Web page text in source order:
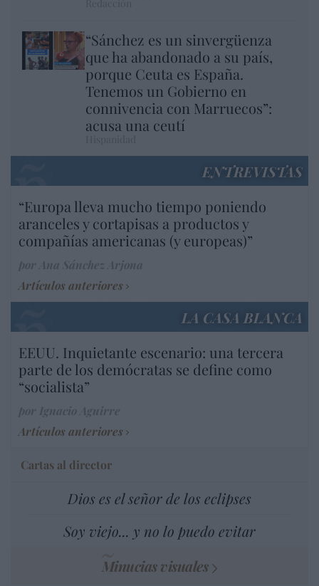
“Sánchez es un sinvergüenza
que ha abandonado a su país,
porque Ceuta es España.
Tenemos un Gobierno en
connivencia con Marruecos”:
acusa una ceutí
ENTREVISTAS
“Europa lleva mucho tiempo poniendo
aranceles y cortapisas a productos y
compañías americanas (y europeas)”
Artículos anteriores
LA CASA BLANCA
EEUU. Inquietante escenario: una tercera
parte de los demócratas se define como
“socialista”
Artículos anteriores
Cartas al director
Dios es el señor de los eclipses
Soy viejo... y no lo puedo evitar
Minucias visuales